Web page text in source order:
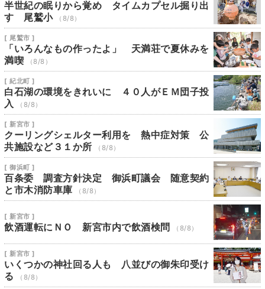
半世紀の眠りから覚め タイムカプセル掘り出
す 尾鷲小
（8/8）
[ 尾鷲市 ]
「いろんなもの作ったよ」 天満荘で夏休みを
満喫
（8/8）
[ 紀北町 ]
白石湖の環境をきれいに ４０人がＥＭ団子投
入
（8/8）
[ 新宮市 ]
クーリングシェルター利用を 熱中症対策 公
共施設など３１か所
（8/8）
[ 御浜町 ]
百条委 調査方針決定 御浜町議会 随意契約
と市木消防車庫
（8/8）
[ 新宮市 ]
飲酒運転にＮＯ 新宮市内で飲酒検問 （8/8）
[ 新宮市 ]
いくつかの神社回る人も 八並びの御朱印受け
る
（8/8）